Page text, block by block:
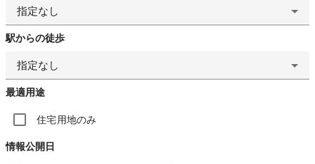
指定なし
駅からの徒歩
指定なし
最適用途
住宅用地のみ
情報公開日